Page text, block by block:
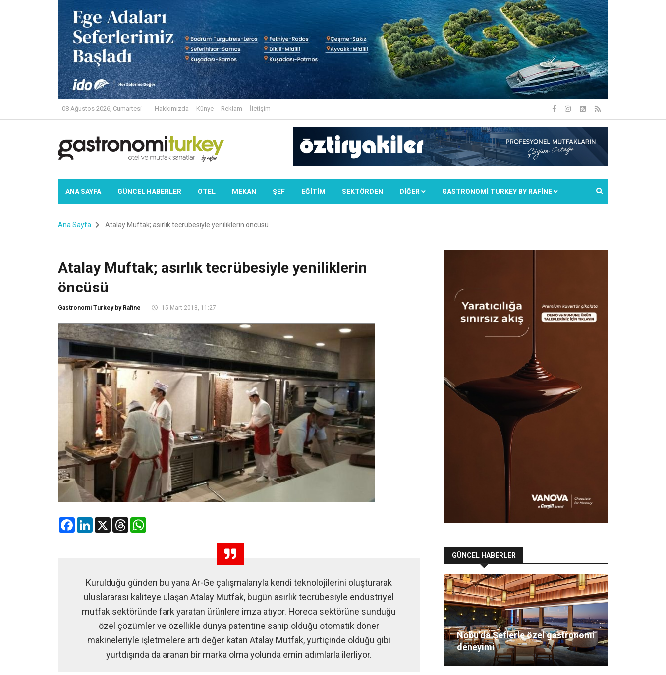
08 Ağustos 2026, Cumartesi Hakkımızda Künye Reklam İletişim
ANA SAYFA GÜNCEL HABERLER OTEL MEKAN ŞEF EĞİTİM SEKTÖRDEN DIĞER GASTRONOMİ TURKEY BY RAFİNE
Ana Sayfa Atalay Muftak; asırlık tecrübesiyle yeniliklerin öncüsü
Atalay Muftak; asırlık tecrübesiyle yeniliklerin
öncüsü
Gastronomi Turkey by Rafine 15 Mart 2018, 11:27
FacebookLinkedIn
X Threads
Kurulduğu günden bu yana Ar-Ge çalışmalarıyla kendi teknolojilerini oluşturarak
uluslararası kaliteye ulaşan Atalay Mutfak, bugün asırlık tecrübesiyle endüstriyel
mutfak sektöründe fark yaratan ürünlere imza atıyor. Horeca sektörüne sunduğu
özel çözümler ve özellikle dünya patentine sahip olduğu otomatik döner
makineleriyle işletmelere artı değer katan Atalay Mutfak, yurtiçinde olduğu gibi
yurtdışında da aranan bir marka olma yolunda emin adımlarla ilerliyor.
GÜNCEL HABERLER
Nobu’da Şeflerle özel gastronomi
deneyimi